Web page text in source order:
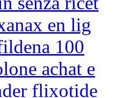
en lig
100
achat e
flixotide